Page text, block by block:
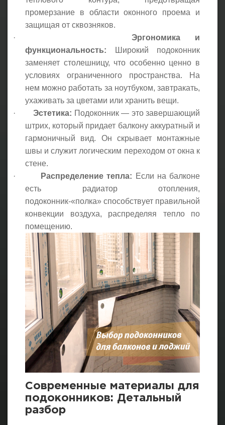
промерзание в области оконного проема и
защищая от сквозняков.
·Эргономика и
функциональность: Широкий подоконник
заменяет столешницу, что особенно ценно в
условиях ограниченного пространства. На
нем можно работать за ноутбуком, завтракать,
ухаживать за цветами или хранить вещи.
·Эстетика: Подоконник — это завершающий
штрих, который придает балкону аккуратный и
гармоничный вид. Он скрывает монтажные
швы и служит логическим переходом от окна к
стене.
·
Распределение тепла: Если на балконе
есть радиатор отопления,
подоконник-«полка» способствует правильной
конвекции воздуха, распределяя тепло по
помещению.
Современные материалы для
подоконников: Детальный
разбор